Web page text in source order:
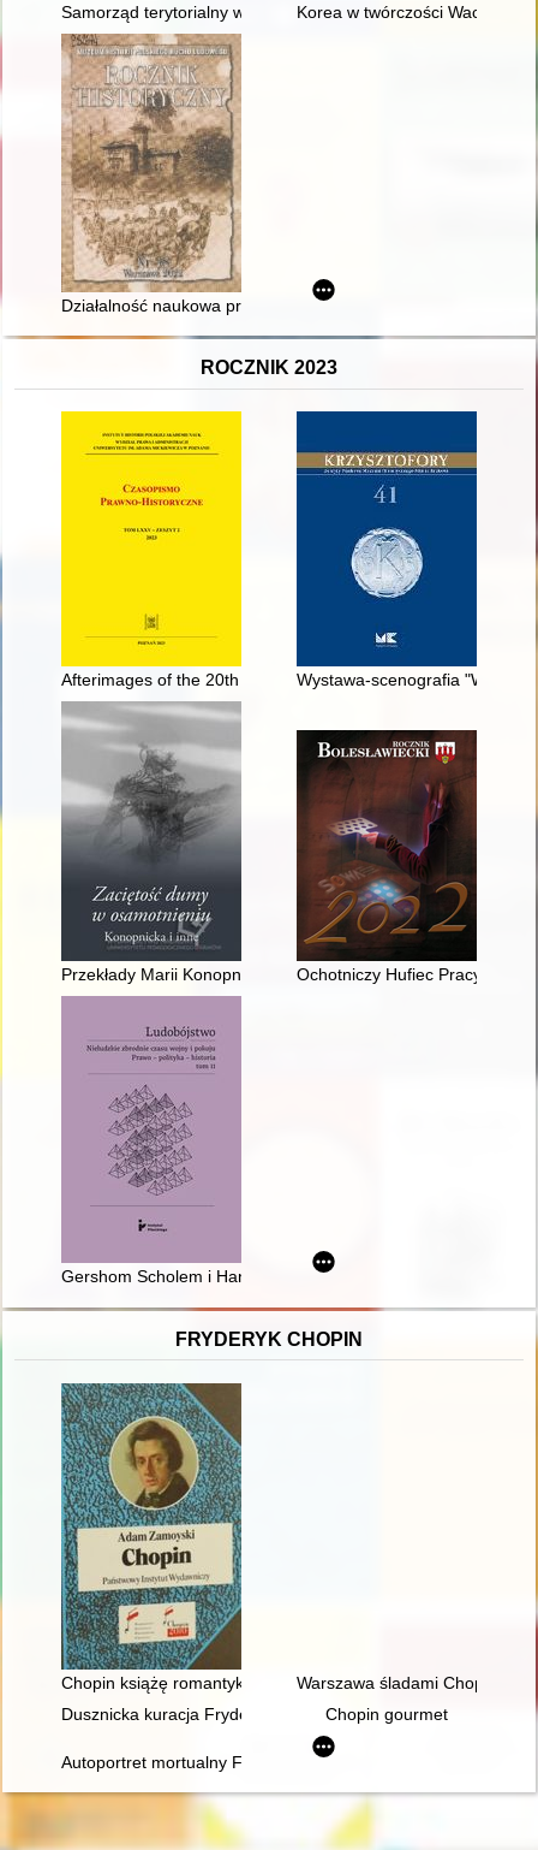
Samorząd terytorialny w II i III Rzeczypospolitej : tradycja,
Korea w twórczości Wacława
Działalność naukowa pracowników Muzeum w 2022 r
ROCZNIK 2023
Afterimages of the 20th century's first half : Polish lawyers
Wystawa-scenografia
Przekłady Marii Konopnickiej z języka włoskiego w
Ochotniczy Hufiec Pracy w
Gershom Scholem i Hannah Arendt : listy o Holokauście i Złu
FRYDERYK CHOPIN
Chopin książę romantyków
Warszawa śladami Chopina.
Dusznicka kuracja Fryderyka Chopina w świetle zachowanych
Chopin gourmet
Autoportret mortualny Fryderyka Chopina. Próba analizy